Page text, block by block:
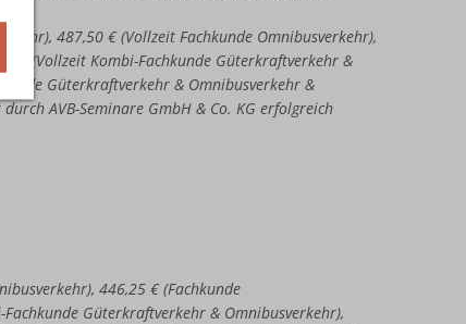
487,50 € (Vollzeit Fachkunde Omnibusverkehr),
€ (Vollzeit Kombi-Fachkunde Güterkraftverkehr &
Güterkraftverkehr & Omnibusverkehr &
AVB-Seminare GmbH & Co. KG erfolgreich
446,25 € (Fachkunde
Güterkraftverkehr & Omnibusverkehr),